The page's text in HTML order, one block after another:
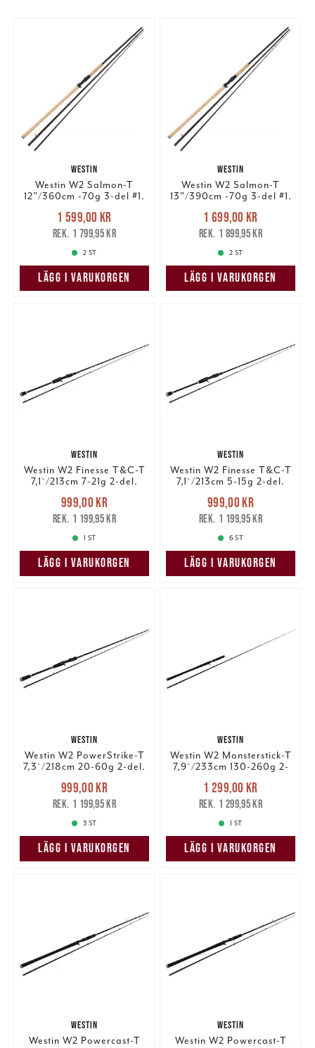
WESTIN
Westin W2 Salmon-T
12"/360cm -70g 3-del #1.
Nuvarande pris
1 599,00 krTidigare pris
1 799,95 kr
1 599,00 kr
1 799,95 kr
2 ST
LÄGG I VARUKORGEN
WESTIN
Westin W2 Salmon-T
13"/390cm -70g 3-del #1.
Nuvarande pris
1 699,00 krTidigare pris
1 899,95 kr
1 699,00 kr
1 899,95 kr
2 ST
LÄGG I VARUKORGEN
WESTIN
Westin W2 Finesse T&C-T
7,1`/213cm 7-21g 2-del.
Nuvarande pris
999,00 krTidigare pris
1 199,95 kr
999,00 kr
1 199,95 kr
1 ST
LÄGG I VARUKORGEN
WESTIN
Westin W2 Finesse T&C-T
7,1`/213cm 5-15g 2-del.
Nuvarande pris
999,00 krTidigare pris
1 199,95 kr
999,00 kr
1 199,95 kr
6 ST
LÄGG I VARUKORGEN
WESTIN
Westin W2 PowerStrike-T
7,3`/218cm 20-60g 2-del.
Nuvarande pris
999,00 krTidigare pris
1 199,95 kr
999,00 kr
1 199,95 kr
3 ST
LÄGG I VARUKORGEN
WESTIN
Westin W2 Monsterstick-T
7,9`/233cm 130-260g 2-
Nuvarande pris
1 299,00 krTidigare pris
1 299,95 kr
1 299,00 kr
1 299,95 kr
1 ST
LÄGG I VARUKORGEN
WESTIN
Westin W2 Powercast-T
WESTIN
Westin W2 Powercast-T